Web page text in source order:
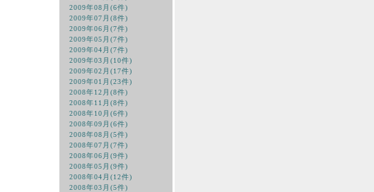
2009年08月(6件)
2009年07月(8件)
2009年06月(7件)
2009年05月(7件)
2009年04月(7件)
2009年03月(10件)
2009年02月(17件)
2009年01月(23件)
2008年12月(8件)
2008年11月(8件)
2008年10月(6件)
2008年09月(6件)
2008年08月(5件)
2008年07月(7件)
2008年06月(9件)
2008年05月(9件)
2008年04月(12件)
2008年03月(5件)